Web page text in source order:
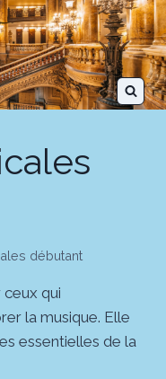
débutant
qui
la musique. Elle
essentielles de la